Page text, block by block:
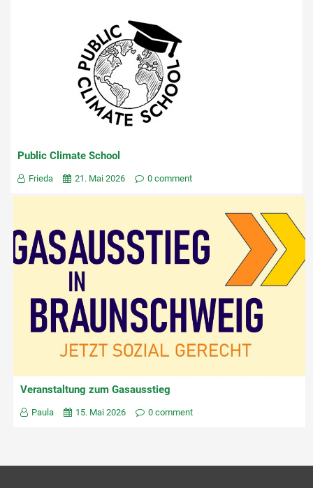
Public Climate School
Frieda 21. Mai 2026 0 comment
Veranstaltung zum Gasausstieg
Paula 15. Mai 2026 0 comment